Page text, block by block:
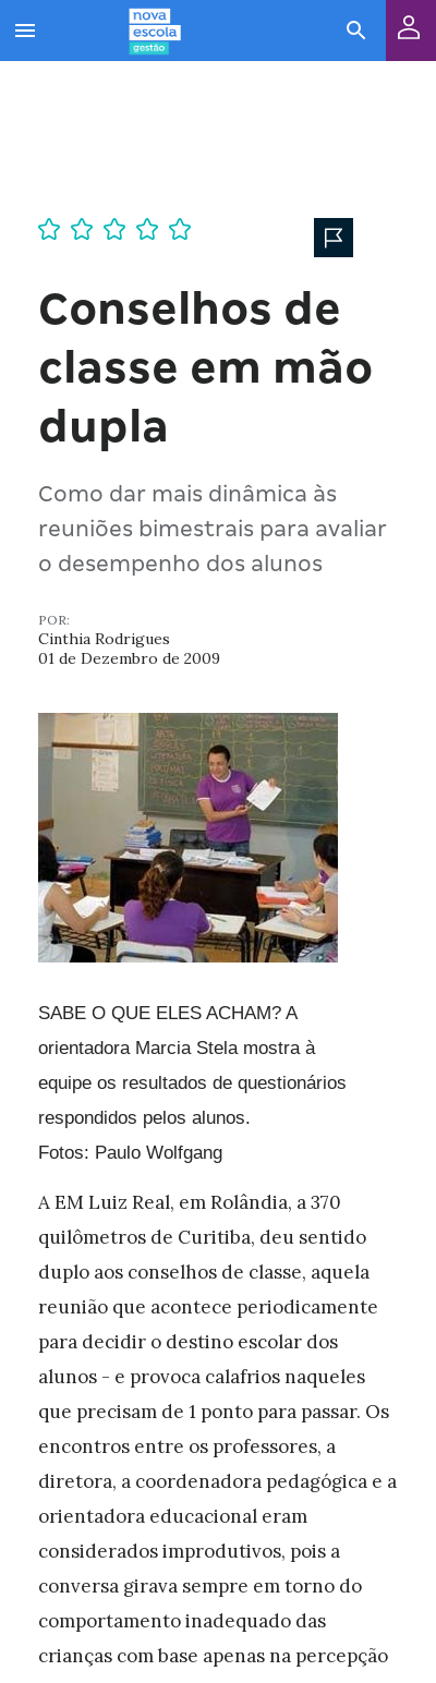
Conselhos de
classe em mão
dupla
Como dar mais dinâmica às
reuniões bimestrais para avaliar
o desempenho dos alunos
POR:
Cinthia Rodrigues
01 de Dezembro de 2009
SABE O QUE ELES ACHAM? A
orientadora Marcia Stela mostra à
equipe os resultados de questionários
respondidos pelos alunos.
Fotos: Paulo Wolfgang
A EM Luiz Real, em Rolândia, a 370
quilômetros de Curitiba, deu sentido
duplo aos conselhos de classe, aquela
reunião que acontece periodicamente
para decidir o destino escolar dos
alunos - e provoca calafrios naqueles
que precisam de 1 ponto para passar. Os
encontros entre os professores, a
diretora, a coordenadora pedagógica e a
orientadora educacional eram
considerados improdutivos, pois a
conversa girava sempre em torno do
comportamento inadequado das
crianças com base apenas na percepção